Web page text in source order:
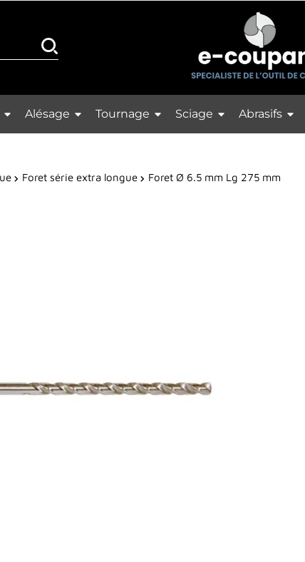
Alésage Tournage Sciage Abrasifs
Foret série extra longue Foret Ø 6.5 mm Lg 275 mm